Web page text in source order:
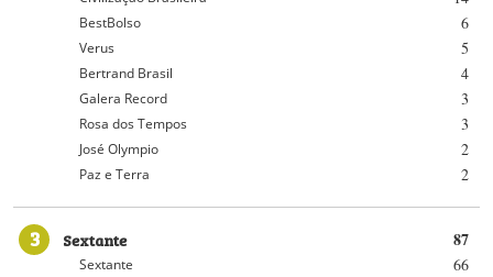
6
BestBolso
5
Verus
4
Bertrand Brasil
3
Galera Record
3
Rosa dos Tempos
2
José Olympio
2
Paz e Terra
3 87
Sextante
66
Sextante